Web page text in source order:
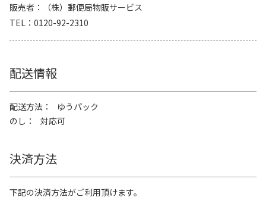
販売者
（株）郵便局物販サービス
TEL
0120-92-2310
配送情報
配送方法
ゆうパック
のし
対応可
決済方法
下記の決済方法がご利用頂けます。